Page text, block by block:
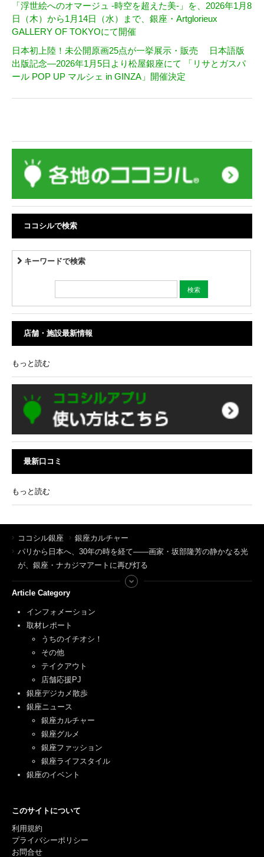
「浮世絵へのオマージュ -時空を超えた美-」を、2026年1月8
日（木）から1月14日（水）まで、銀座・Artglorieux
GALLERY OF TOKYOにて開催
日本初上陸！未公開原画25点が一挙展示・販売 日本語版
出版記念―2026年1月5日より松屋銀座にて 「リサとガスパ
ール POP UP マルシェ in GINZA」開催決定
ココシルで検索
キーワードで検索
店舗・施設最新情報
もっと読む
最新口コミ
もっと読む
ココシル銀座
銀座カルチャー
パリから日本へ、30年の時を経て——画家・坂部隆芳の静かなる光
が、銀座・ナカジマアートに再び灯る
Article Category
インフォメーション
取材レポート
うちのイチオシ！
その他
テイクアウト
店舗応援PJ
銀座デジカメ散歩
銀座ニュース
銀座カルチャー
銀座グルメ
銀座ファッション
銀座ライフスタイル
銀座のイベント
このサイトについて
利用規約
プライバシーポリシー
お問合せ